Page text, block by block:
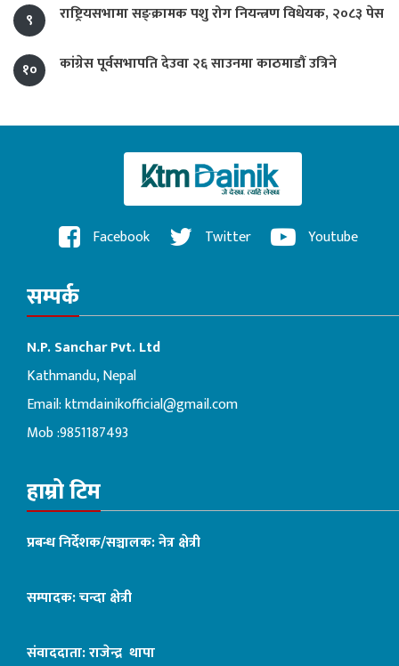
९ राष्ट्रियसभामा सङ्क्रामक पशु रोग नियन्त्रण विधेयक, २०८३ पेस
१० कांग्रेस पूर्वसभापति देउवा २६ साउनमा काठमाडौं उत्रिने
Facebook Twitter Youtube
सम्पर्क
N.P. Sanchar Pvt. Ltd
Kathmandu, Nepal
Email:ktmdainikofficial@gmail.com
Mob :9851187493
हाम्रो टिम
प्रबन्ध निर्देशक/सञ्चालक: नेत्र क्षेत्री
सम्पादक: चन्दा क्षेत्री
संवाददाता: राजेन्द्र थापा